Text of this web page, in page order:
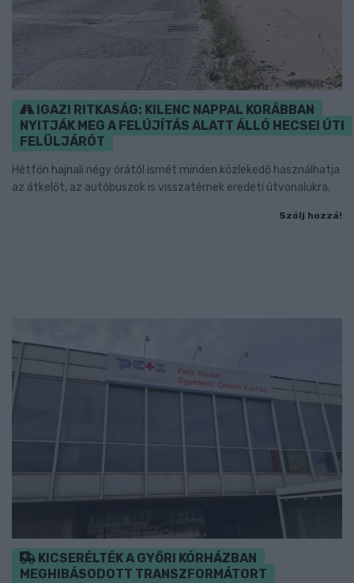
IGAZI RITKASÁG: KILENC NAPPAL KORÁBBAN
NYITJÁK MEG A FELÚJÍTÁS ALATT ÁLLÓ HECSEI ÚTI
FELÜLJÁRÓT
Hétfőn hajnali négy órától ismét minden közlekedő használhatja
az átkelőt, az autóbuszok is visszatérnek eredeti útvonalukra.
Szólj hozzá!
KICSERÉLTÉK A GYŐRI KÓRHÁZBAN
MEGHIBÁSODOTT TRANSZFORMÁTORT